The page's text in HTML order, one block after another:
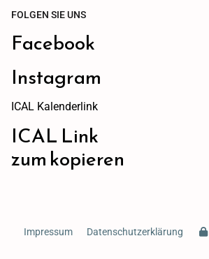
FOLGEN SIE UNS
Facebook
Instagram
ICAL Kalenderlink
ICAL Link
zum kopieren
Impressum Datenschutzerklärung